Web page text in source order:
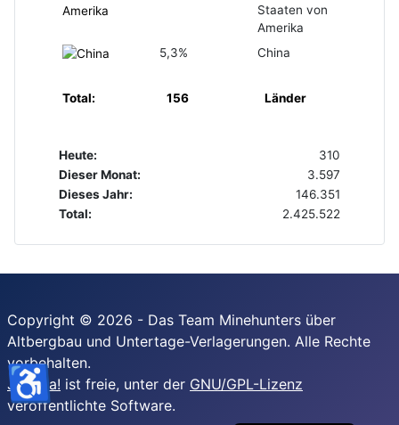
Staaten von
Amerika
5,3%
China
Total: 156 Länder
Heute:
310
Dieser Monat:
3.597
Dieses Jahr:
146.351
Total:
2.425.522
Copyright © 2026 - Das Team Minehunters über
Altbergbau und Untertage-Verlagerungen. Alle Rechte
vorbehalten.
Joomla! ist freie, unter der GNU/GPL-Lizenz
veröffentlichte Software.